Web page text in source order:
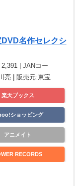
名作セレクシ
| JANコー
亮 | 販売元:東宝
楽天ブックス
ショッピング
アニメイト
RECORDS